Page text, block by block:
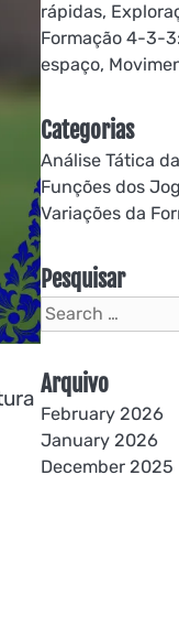
rápidas,
Formação 4-3-
espaço,
Categorias
Análise Tática
Funções dos
Variações da
Pesquisar
Search
for:
Arquivo
February 2026
January 2026
December 2025